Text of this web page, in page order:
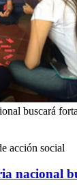
buscará
acción social
nacional